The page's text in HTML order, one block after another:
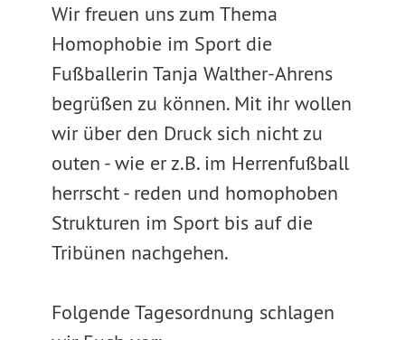
Wir freuen uns zum Thema
Homophobie im Sport die
Fußballerin Tanja Walther-Ahrens
begrüßen zu können. Mit ihr wollen
wir über den Druck sich nicht zu
outen - wie er z.B. im Herrenfußball
herrscht - reden und homophoben
Strukturen im Sport bis auf die
Tribünen nachgehen.
Folgende Tagesordnung schlagen